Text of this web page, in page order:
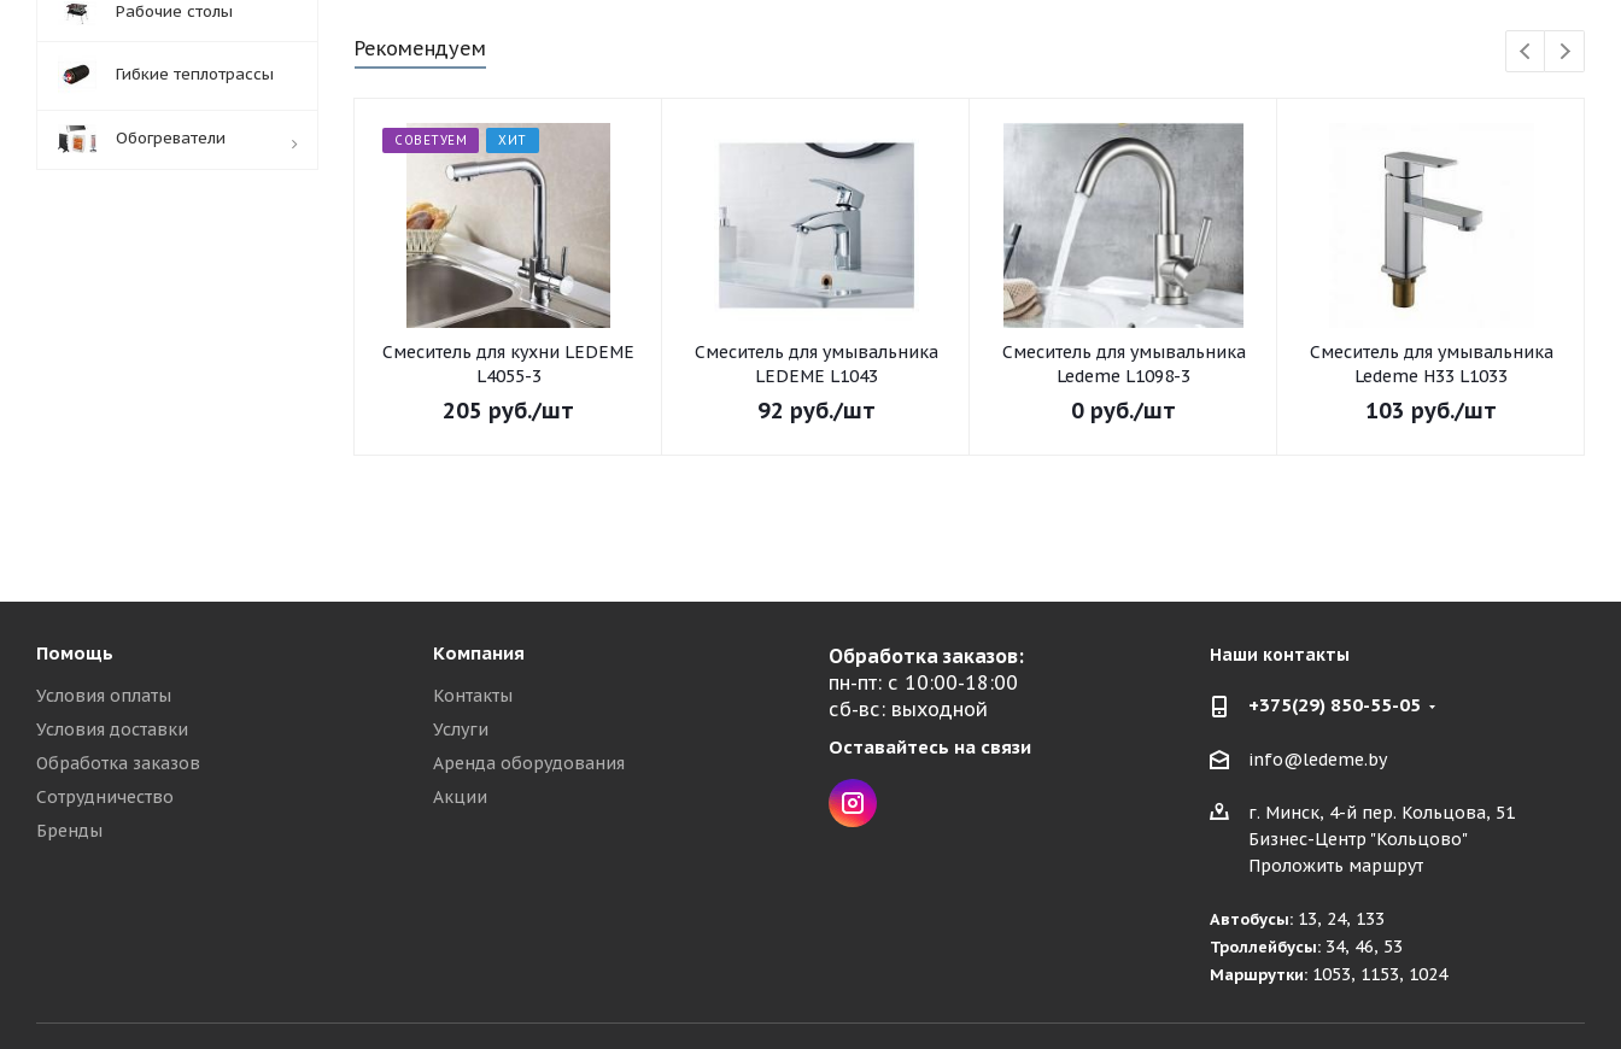
Рекомендуем
СОВЕТУЕМ ХИТ
Смеситель для кухни LEDEME
L4055-3
205 руб./шт
Смеситель для умывальника
LEDEME L1043
92 руб./шт
Смеситель для умывальника
Ledeme L1098-3
0 руб./шт
Смеситель для умывальника
Ledeme H33 L1033
103 руб./шт
Рабочие столы
Гибкие теплотрассы
Обогреватели
Помощь
Условия оплаты
Условия доставки
Обработка заказов
Сотрудничество
Бренды
Компания
Контакты
Услуги
Аренда оборудования
Акции
Обработка заказов:
пн-пт: с 10:00-18:00
сб-вс: выходной
Оставайтесь на связи
Наши контакты
+375(29) 850-55-05
info@ledeme.by
г. Минск, 4-й пер. Кольцова, 51
Бизнес-Центр "Кольцово"
Проложить маршрут
Автобусы: 13, 24, 133
Троллейбусы: 34, 46, 53
Маршрутки: 1053, 1153, 1024